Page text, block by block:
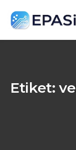
Etiket: